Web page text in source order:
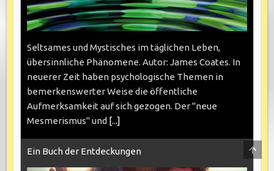
Seltsames und Mystisches im täglichen Leben,
übersinnliche Phänomene. Autor: James Coates. In
neuerer Zeit haben psychologische Themen in
bemerkenswerter Weise die öffentliche
Aufmerksamkeit auf sich gezogen. Der "neue
Mesmerismus" und [...]
Ein Buch der Entdeckungen TO